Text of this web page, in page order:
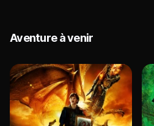
Aventure à venir